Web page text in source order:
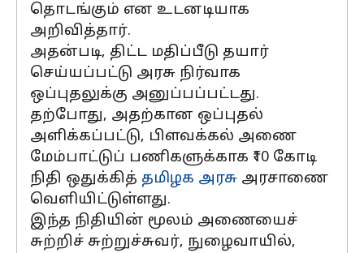
தொடங்கும் என உடனடியாக
அறிவித்தார்.
அதன்படி, திட்ட மதிப்பீடு தயார்
செய்யப்பட்டு அரசு நிர்வாக
ஒப்புதலுக்கு அனுப்பப்பட்டது.
தற்போது, அதற்கான ஒப்புதல்
அளிக்கப்பட்டு, பிளவக்கல் அணை
மேம்பாட்டுப் பணிகளுக்காக ₹10 கோடி
நிதி ஒதுக்கித் தமிழக அரசு அரசாணை
வெளியிட்டுள்ளது.
இந்த நிதியின் மூலம் அணையைச்
சுற்றிச் சுற்றுச்சுவர், நுழைவாயில்,